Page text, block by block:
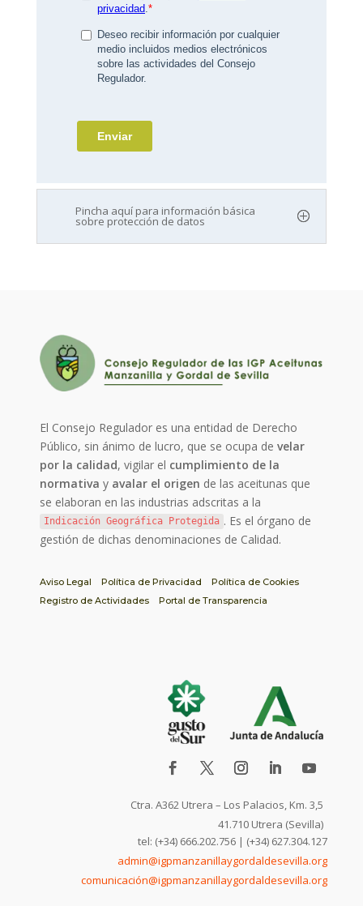
Pincha aquí para información básica
sobre protección de datos
El Consejo Regulador es una entidad de Derecho
Público, sin ánimo de lucro, que se ocupa develar
por la calidad, vigilar el cumplimiento de la
normativa y avalar el origen de las aceitunas que
se elaboran en las industrias adscritas a la
Indicación Geográfica Protegida . Es el órgano de
gestión de dichas denominaciones de Calidad.
Aviso Legal Política de Privacidad
Política de Cookies
Registro de Actividades
Portal de Transparencia
Ctra. A362 Utrera – Los Palacios, Km. 3,5
41.710 Utrera (Sevilla)
tel: (+34) 666.202.756 | (+34) 627.304.127
admin@igpmanzanillaygordaldesevilla.org
comunicación@igpmanzanillaygordaldesevilla.org